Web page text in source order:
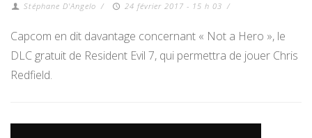
Stéphane D'Angelo / 24 février 2017 - 15 h 03 /
Capcom en dit davantage concernant « Not a Hero », le
DLC gratuit de Resident Evil 7, qui permettra de jouer Chris
Redfield.